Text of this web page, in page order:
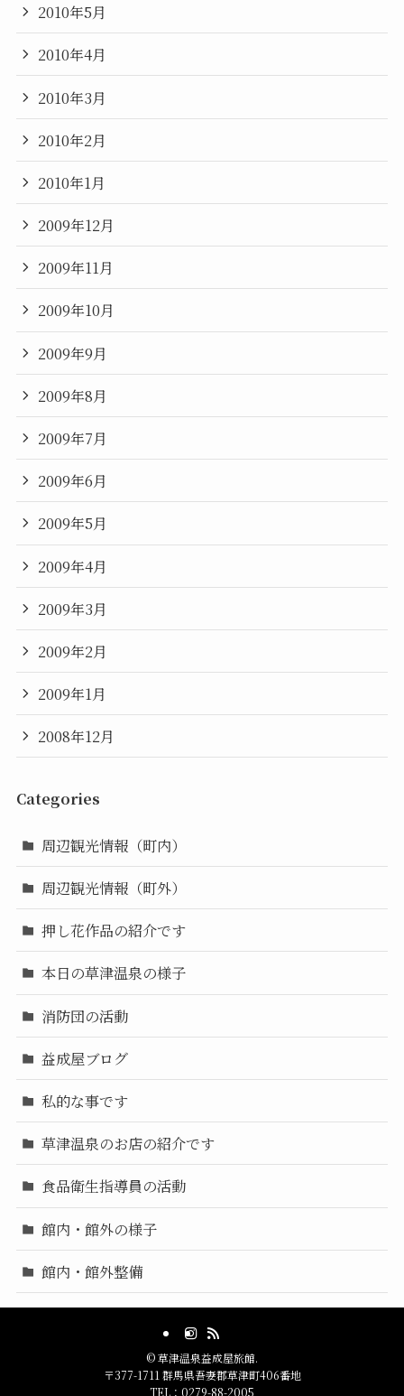
2010年5月
2010年4月
2010年3月
2010年2月
2010年1月
2009年12月
2009年11月
2009年10月
2009年9月
2009年8月
2009年7月
2009年6月
2009年5月
2009年4月
2009年3月
2009年2月
2009年1月
2008年12月
Categories
周辺観光情報（町内）
周辺観光情報（町外）
押し花作品の紹介です
本日の草津温泉の様子
消防団の活動
益成屋ブログ
私的な事です
草津温泉のお店の紹介です
食品衛生指導員の活動
館内・館外の様子
館内・館外整備
©草津温泉益成屋旅館.